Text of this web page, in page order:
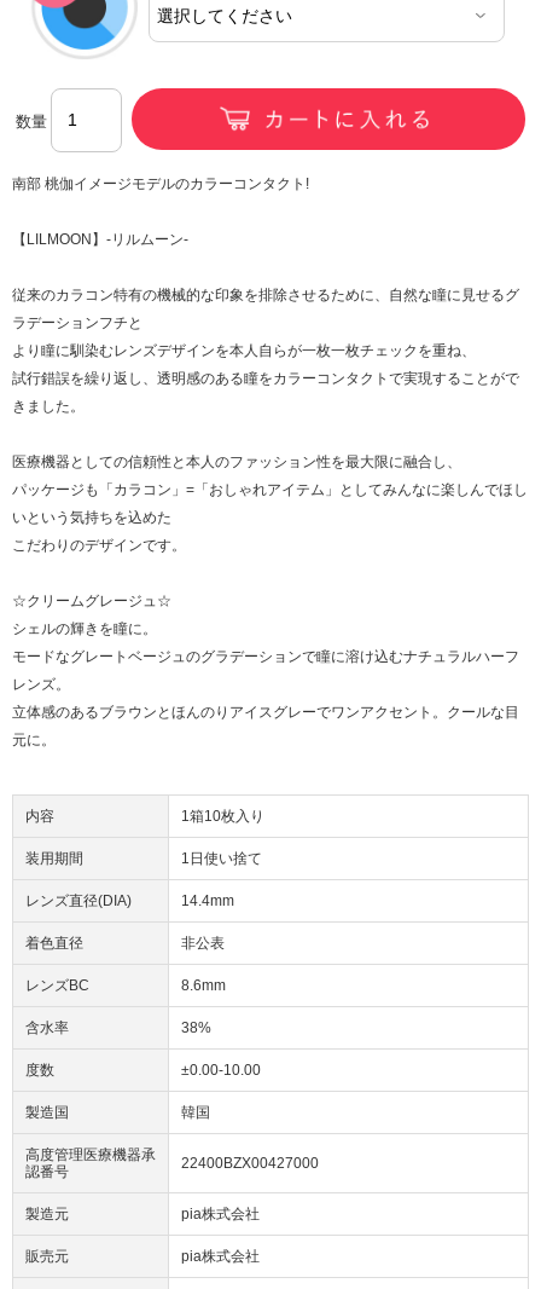
数量
南部 桃伽イメージモデルのカラーコンタクト!
【LILMOON】-リルムーン-
従来のカラコン特有の機械的な印象を排除させるために、自然な瞳に見せるグ
ラデーションフチと
より瞳に馴染むレンズデザインを本人自らが一枚一枚チェックを重ね、
試行錯誤を繰り返し、透明感のある瞳をカラーコンタクトで実現することがで
きました。
医療機器としての信頼性と本人のファッション性を最大限に融合し、
パッケージも「カラコン」=「おしゃれアイテム」としてみんなに楽しんでほし
いという気持ちを込めた
こだわりのデザインです。
☆クリームグレージュ☆
シェルの輝きを瞳に。
モードなグレートベージュのグラデーションで瞳に溶け込むナチュラルハーフ
レンズ。
立体感のあるブラウンとほんのりアイスグレーでワンアクセント。クールな目
元に。
内容 1箱10枚入り
装用期間 1日使い捨て
レンズ直径(DIA) 14.4mm
着色直径 非公表
レンズBC 8.6mm
含水率 38%
度数 ±0.00-10.00
製造国 韓国
高度管理医療機器承
認番号
22400BZX00427000
製造元 pia株式会社
販売元 pia株式会社